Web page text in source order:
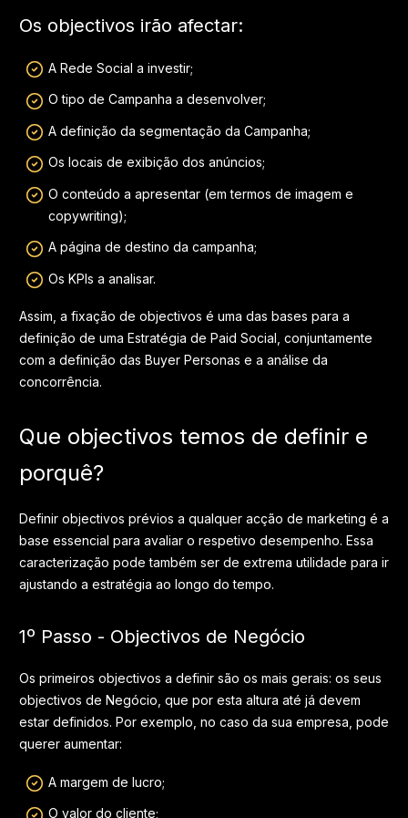
Os objectivos irão afectar:
A Rede Social a investir;
O tipo de Campanha a desenvolver;
A definição da segmentação da Campanha;
Os locais de exibição dos anúncios;
O conteúdo a apresentar (em termos de imagem e
copywriting);
A página de destino da campanha;
Os KPIs a analisar.
Assim, a fixação de objectivos é uma das bases para a
definição de uma Estratégia de Paid Social, conjuntamente
com a definição das Buyer Personas e a análise da
concorrência.
Que objectivos temos de definir e
porquê?
Definir objectivos prévios a qualquer acção de marketing é a
base essencial para avaliar o respetivo desempenho. Essa
caracterização pode também ser de extrema utilidade para ir
ajustando a estratégia ao longo do tempo.
1º Passo - Objectivos de Negócio
Os primeiros objectivos a definir são os mais gerais: os seus
objectivos de Negócio, que por esta altura até já devem
estar definidos. Por exemplo, no caso da sua empresa, pode
querer aumentar:
A margem de lucro;
O valor do cliente;